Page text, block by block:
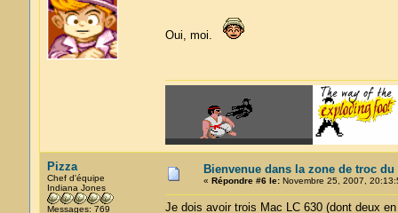
Oui, moi.
Pizza
Chef d'équipe
Indiana Jones
Messages: 769
Bienvenue dans la zone de troc
« Répondre #6 le:Novembre 25, 2007,
Je dois avoir trois Mac LC 630 (dont deux